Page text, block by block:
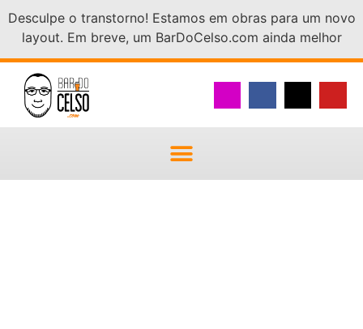
Desculpe o transtorno! Estamos em obras para um novo
layout. Em breve, um BarDoCelso.com ainda melhor